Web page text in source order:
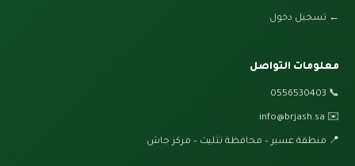
← تسجيل دخول
معلومات التواصل
📞
0556530403
✉️
info@brjash.sa
📍 منطقة عسير – محافظة تثليث – مركز جاش